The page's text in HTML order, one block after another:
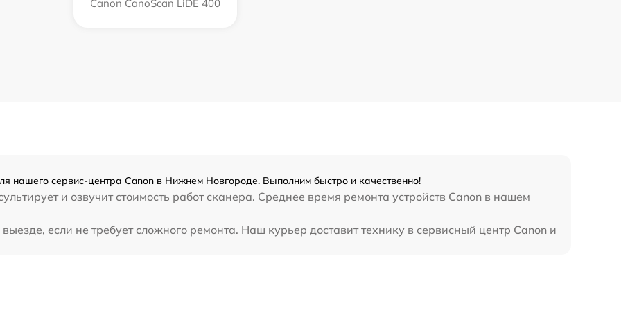
Canon CanoScan LiDE 400
нашего сервис-центра Canon в Нижнем Новгороде. Выполним быстро и качественно!
и озвучит стоимость работ сканера. Среднее время ремонта устройств Canon в нашем
если не требует сложного ремонта. Наш курьер доставит технику в сервисный центр Canon и